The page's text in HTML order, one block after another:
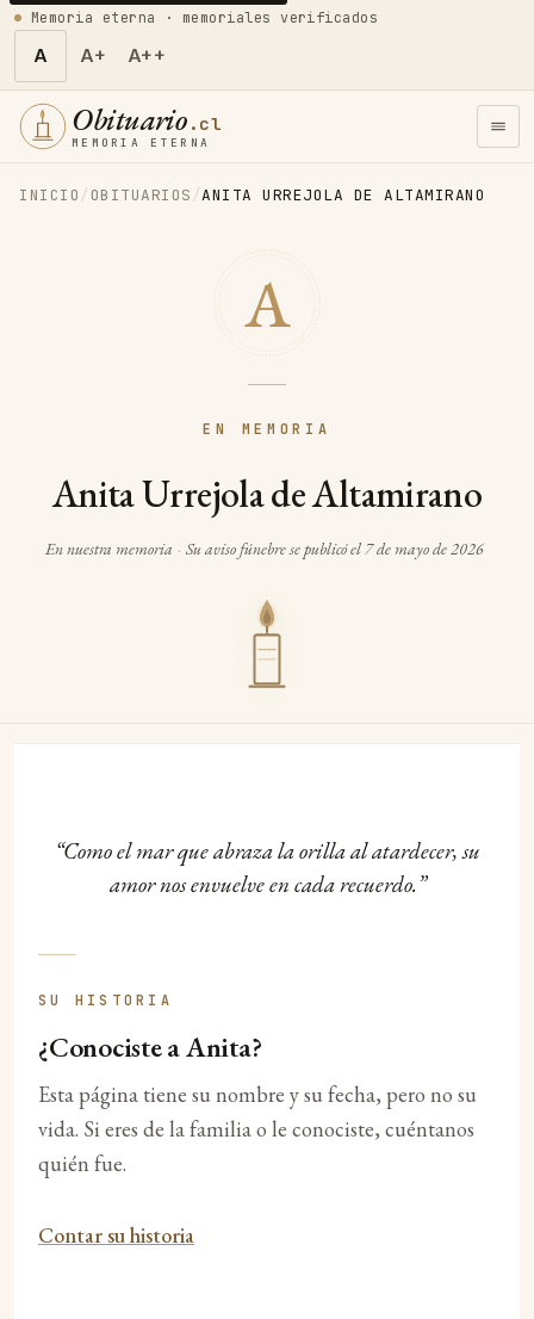
Memoria eterna · memoriales verificados
A A+ A++
Obituario .cl
MEMORIA ETERNA
INICIO / OBITUARIOS /ANITA URREJOLA DE ALTAMIRANO
A
EN MEMORIA
Anita Urrejola de Altamirano
En nuestra memoria · Su aviso fúnebre se publicó el 7 de mayo de 2026
Como el mar que abraza la orilla al atardecer, su
amor nos envuelve en cada recuerdo.
SU HISTORIA
¿Conociste a Anita?
Esta página tiene su nombre y su fecha, pero no su
vida. Si eres de la familia o le conociste, cuéntanos
quién fue.
Contar su historia